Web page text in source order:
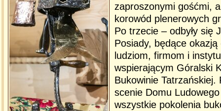
zaproszonymi gośćmi,
korowód plenerowych
Po trzecie – odbyły się
Posiady, będące
ludziom, firmom i
wspierającym Góralski
Bukowinie Tatrzańskiej.
scenie Domu Ludowego
wszystkie pokolenia